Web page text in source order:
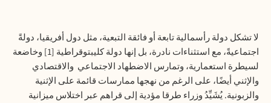
لا تشكل دولة رأسمالية تابعة أو فائقة التبعية، مثل دول أفريقيا، دولةً
اجتماعيةً، مع استثناءات نادرة، بل إنها دولة كليبتوقراطية [1] وخاضعة
لسيطرة استعمارية، وتمارس الاضطهاد الاجتماعي والاقتصادي
والإثني أيضًا، على الرغم من نهجها ممارسات قائمة على الإثنية
والزبونية. يُشَيِّدُ وزراء طرقا مؤدية إلى قراهم عبر اختلاس ميزانية